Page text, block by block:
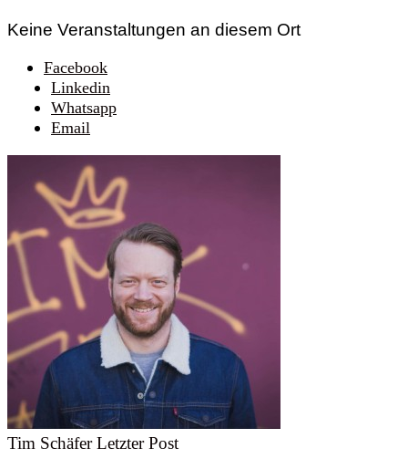
Keine Veranstaltungen an diesem Ort
Facebook
Linkedin
Whatsapp
Email
Tim Schäfer Letzter Post